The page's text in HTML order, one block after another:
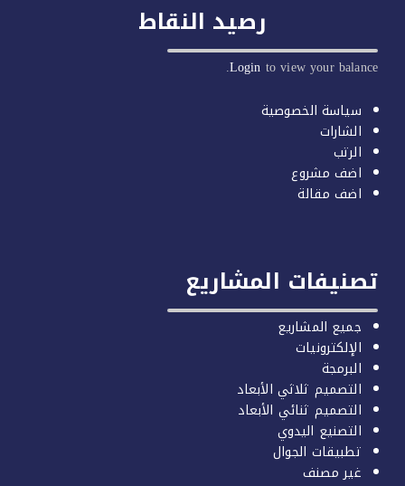
رصيد النقاط
Loginto view your
سياسة الخصوصية
الشارات
الرتب
اضف مشروع
اضف مقالة
المشاريع
جميع المشاريع
الإلكترونيات
البرمجة
التصميم ثلاثي الأبعاد
التصميم ثنائي الأبعاد
التصنيع اليدوي
تطبيقات الجوال
غير مصنف